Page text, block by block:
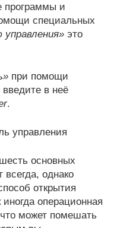
программы и
специальных
это
при помощи
введите в неё
.
основных
однако
открытия
иногда операционная
может помешать